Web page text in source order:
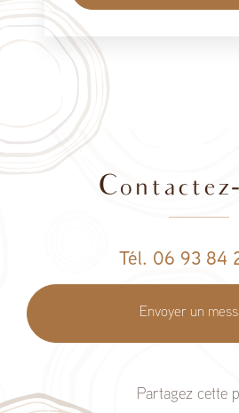
Tél. 06 93 84
Envoyer un
Partagez cette